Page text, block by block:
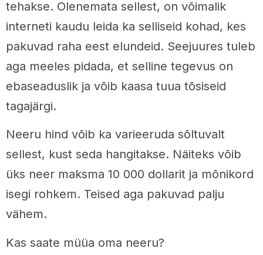
tehakse. Olenemata sellest, on võimalik
interneti kaudu leida ka selliseid kohad, kes
pakuvad raha eest elundeid. Seejuures tuleb
aga meeles pidada, et selline tegevus on
ebaseaduslik ja võib kaasa tuua tõsiseid
tagajärgi.
Neeru hind võib ka varieeruda sõltuvalt
sellest, kust seda hangitakse. Näiteks võib
üks neer maksma 10 000 dollarit ja mõnikord
isegi rohkem. Teised aga pakuvad palju
vähem.
Kas saate müüa oma neeru?